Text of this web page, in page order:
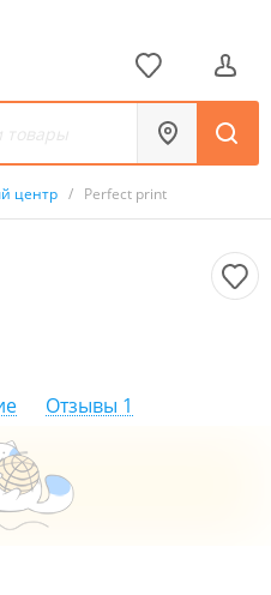
центр / Perfect print
Отзывы 1
19Б